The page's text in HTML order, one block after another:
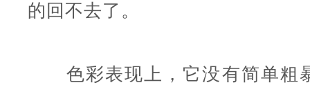
的回不去了。
色彩表现上，它没有简单粗